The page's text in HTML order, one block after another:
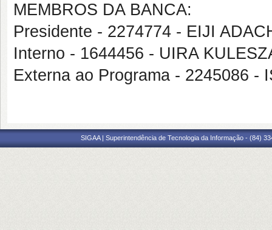
MEMBROS DA BANCA:
Presidente - 2274774 - EIJI
Interno - 1644456 - UIRA
Externa ao Programa - 2245086 -
SIGAA | Superintendência de Tecnologia da Informação - (84)